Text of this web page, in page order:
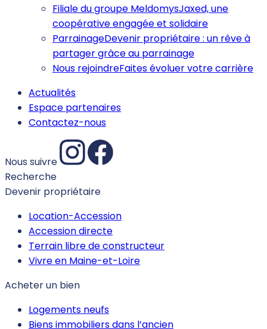
Filiale du groupe MeldomysJaxed, une
coopérative engagée et solidaire
ParrainageDevenir propriétaire : un rêve à
partager grâce au parrainage
Nous rejoindreFaites évoluer votre carrière
Actualités
Espace partenaires
Contactez-nous
Nous suivre
Recherche
Devenir propriétaire
Location-Accession
Accession directe
Terrain libre de constructeur
Vivre en Maine-et-Loire
Acheter un bien
Logements neufs
Biens immobiliers dans l’ancien